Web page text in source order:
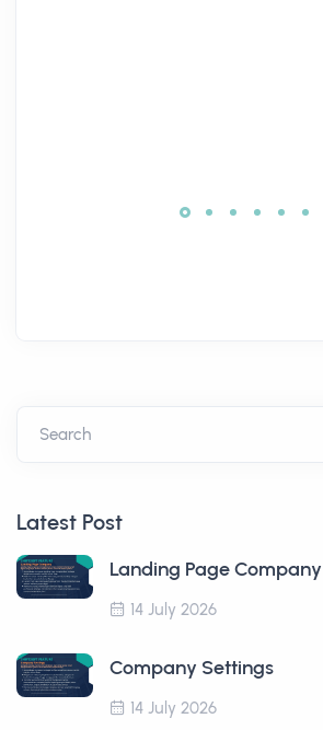
Search
Latest Post
Landing Page Company
14 July 2026
Company Settings
14 July 2026